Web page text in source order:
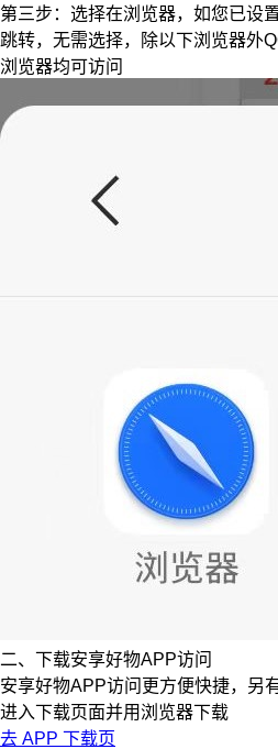
第三步：选择在浏览器，如您已设
跳转，无需选择，除以下浏览器外
浏览器均可访问
二、下载安享好物APP访问
安享好物APP访问更方便快捷，另
进入下载页面并用浏览器下载
去 APP 下载页